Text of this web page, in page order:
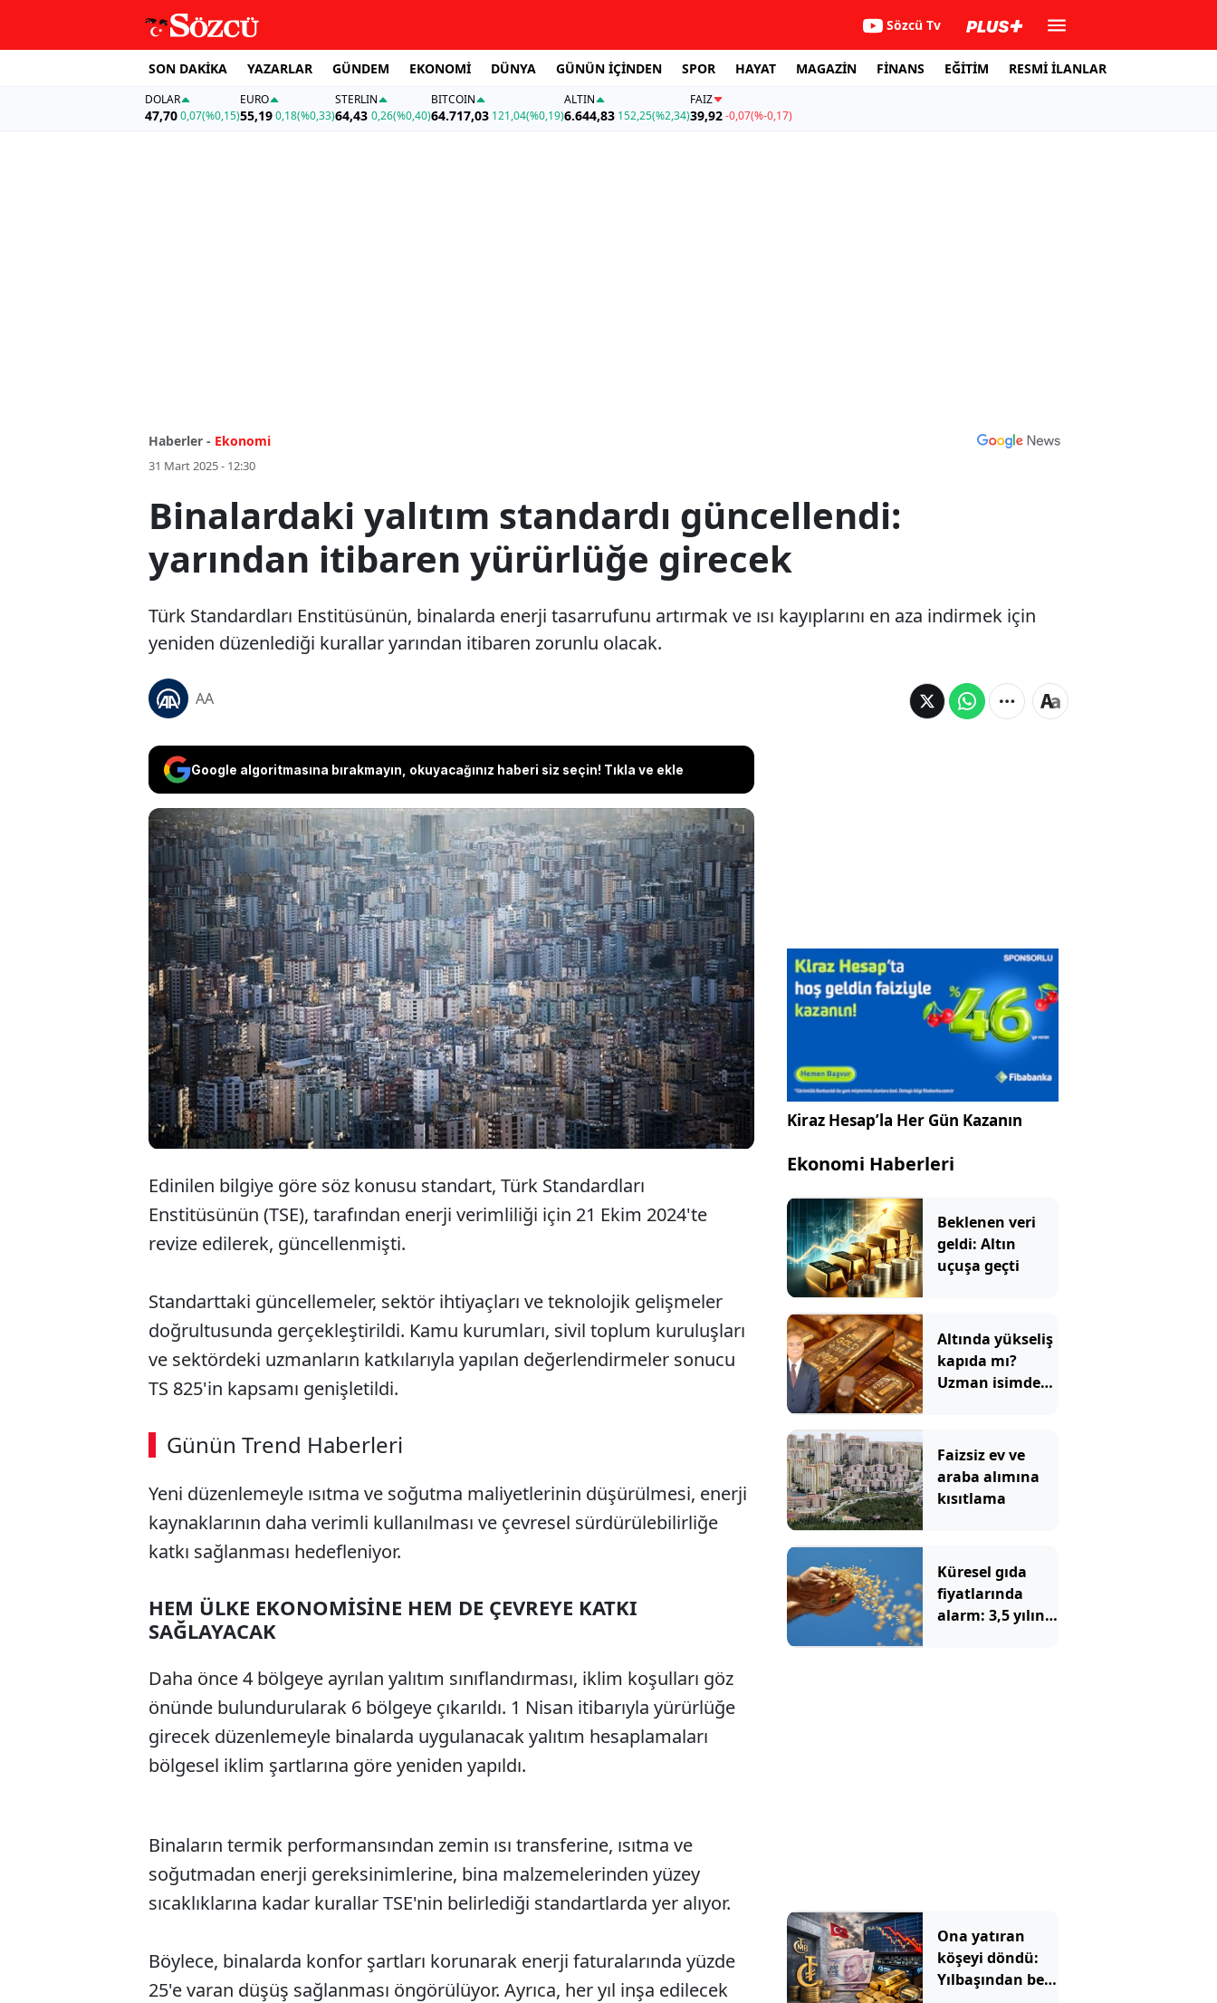
Sözcü Tv
SON DAKİKA YAZARLAR GÜNDEM EKONOMİ DÜNYA GÜNÜN İÇİNDEN SPOR HAYAT MAGAZİN FİNANS EĞİTİM RESMİ İLANLAR
DOLAR
47,700,07(%0,15)
EURO
55,19 0,18(%0,33)
STERLIN
64,43 0,26(%0,40)
BITCOIN
64.717,03 121,04(%0,19)
ALTIN
6.644,83 152,25(%2,34)
FAİZ
39,92-0,07(%-0,17)
Haberler - Ekonomi
31 Mart 2025 - 12:30
Binalardaki yalıtım standardı güncellendi:
yarından itibaren yürürlüğe girecek
Türk Standardları Enstitüsünün, binalarda enerji tasarrufunu artırmak ve ısı kayıplarını en aza indirmek için
yeniden düzenlediği kurallar yarından itibaren zorunlu olacak.
AA
Google algoritmasına bırakmayın, okuyacağınız haberi siz seçin! Tıkla ve ekle
Türk Standardları Enstitüsünün, binalarda enerji
tasarrufunu artırmak ve ısı kayıplarını en aza indirmek
için yeniden düzenlediği kurallar yarından itibaren
zorunlu olacak.
Edinilen bilgiye göre söz konusu standart, Türk Standardları
Enstitüsünün (TSE), tarafından enerji verimliliği için 21 Ekim 2024'te
revize edilerek, güncellenmişti.
Standarttaki güncellemeler, sektör ihtiyaçları ve teknolojik gelişmeler
doğrultusunda gerçekleştirildi. Kamu kurumları, sivil toplum kuruluşları
ve sektördeki uzmanların katkılarıyla yapılan değerlendirmeler sonucu
TS 825'in kapsamı genişletildi.
Günün Trend Haberleri
00:03 / 08:15
Sesi Aç
Yeni düzenlemeyle ısıtma ve soğutma maliyetlerinin düşürülmesi, enerji
kaynaklarının daha verimli kullanılması ve çevresel sürdürülebilirliğe
katkı sağlanması hedefleniyor.
HEM ÜLKE EKONOMİSİNE HEM DE ÇEVREYE KATKI
SAĞLAYACAK
Daha önce 4 bölgeye ayrılan yalıtım sınıflandırması, iklim koşulları göz
önünde bulundurularak 6 bölgeye çıkarıldı. 1 Nisan itibarıyla yürürlüğe
girecek düzenlemeyle binalarda uygulanacak yalıtım hesaplamaları
bölgesel iklim şartlarına göre yeniden yapıldı.
Binaların termik performansından zemin ısı transferine, ısıtma ve
soğutmadan enerji gereksinimlerine, bina malzemelerinden yüzey
sıcaklıklarına kadar kurallar TSE'nin belirlediği standartlarda yer alıyor.
Böylece, binalarda konfor şartları korunarak enerji faturalarında yüzde
25'e varan düşüş sağlanması öngörülüyor. Ayrıca, her yıl inşa edilecek
Kiraz Hesap’la Her Gün Kazanın
Ekonomi Haberleri
Beklenen veri
geldi: Altın
uçuşa geçti
Altında yükseliş
kapıda mı?
Uzman isimden
Faizsiz ev ve
araba alımına
kısıtlama
Küresel gıda
fiyatlarında
alarm: 3,5 yılın
Ona yatıran
köşeyi döndü:
Yılbaşından beri